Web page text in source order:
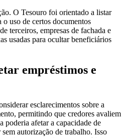
O Tesouro foi orientado a listar
o uso de certos documentos
terceiros, empresas de fachada e
usadas para ocultar beneficiários
empréstimos e
esclarecimentos sobre a
permitindo que credores avaliem
poderia afetar a capacidade de
autorização de trabalho. Isso